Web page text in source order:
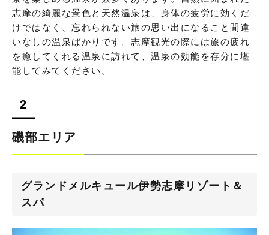
志摩の綺麗な景色と天然温泉は、身体の疲労に効くだ
けではなく、忘れられない旅の思い出になること間違
いなしの温泉ばかりです。志摩観光の際には旅の疲れ
を癒してくれる温泉に訪れて、温泉の効能を存分に堪
能してみてください。
磯部エリア
グランドメルキュール伊勢志摩リゾート＆
スパ